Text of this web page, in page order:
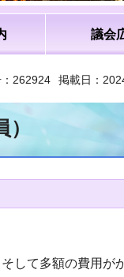
議会
262924 掲載日：
して多額の費用が